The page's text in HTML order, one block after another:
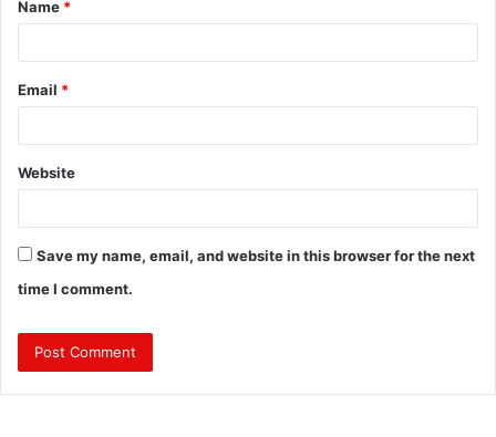
*
Name *
Email *
Website
Save my name, email, and website in this browser for the next
time I comment.